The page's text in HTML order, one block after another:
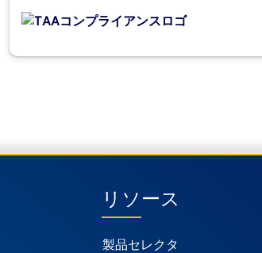
リソース
製品セレクタ